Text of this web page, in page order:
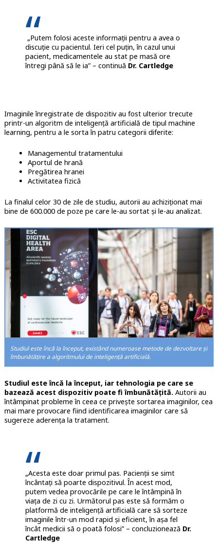
„Putem folosi aceste informații pentru a avea o
discuție cu pacientul. Ieri cel puțin, în cazul unui
pacient, medicamentele au stat pe masă ore
întregi până să le ia” – continuă Dr. Cartledge
Imaginile înregistrate de dispozitiv au fost ulterior trecute
printr-un algoritm de inteligență artificială de tipul machine
learning, pentru a le sorta în patru categorii diferite:
Managementul tratamentului
Aportul de hrană
Pregătirea hranei
Activitatea fizică
La finalul celor 30 de zile de studiu, autorii au achiziționat mai
bine de 600.000 de poze pe care le-au sortat și le-au analizat.
Studiul este încă la început, existând numeroase metode de dezvoltare și
îmbunătățire a algoritmului de inteligență artificială.
Studiul este încă la început, iar tehnologia pe care se
bazează acest dispozitiv poate fi îmbunătățită.Autorii au
întâmpinat probleme în ceea ce privește sortarea imaginilor, cea
mai mare provocare fiind identificarea imaginilor care să
sugereze aderența la tratament.
„Acesta este doar primul pas. Pacienții se simt
încântați să poarte dispozitivul. În acest mod,
putem vedea provocările pe care le întâmpină în
viața de zi cu zi. Următorul pas este să formăm o
platformă de inteligență artificială care să sorteze
imaginile într-un mod rapid și eficient, în așa fel
încât medicii să o poată folosi” – concluzionează Dr.
Cartledge